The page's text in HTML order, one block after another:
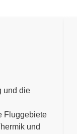
und die
Fluggebiete
und